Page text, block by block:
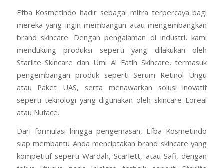
Efba Kosmetindo hadir sebagai mitra terpercaya bagi
mereka yang ingin membangun atau mengembangkan
brand skincare. Dengan pengalaman di industri, kami
mendukung produksi seperti yang dilakukan oleh
Starlite Skincare dan Umi Al Fatih Skincare, termasuk
pengembangan produk seperti Serum Retinol Ungu
atau Paket UAS, serta menawarkan solusi inovatif
seperti teknologi yang digunakan oleh skincare Loreal
atau Nuface.
Dari formulasi hingga pengemasan, Efba Kosmetindo
siap membantu Anda menciptakan brand skincare yang
kompetitif seperti Wardah, Scarlett, atau Safi, dengan